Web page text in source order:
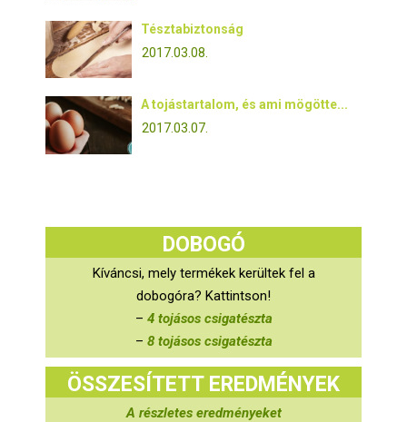
Tésztabiztonság
2017.03.08.
A tojástartalom, és ami mögötte...
2017.03.07.
DOBOGÓ
Kíváncsi, mely termékek kerültek fel a
dobogóra? Kattintson!
– 4 tojásos csigatészta
– 8 tojásos csigatészta
ÖSSZESÍTETT EREDMÉNYEK
A részletes eredményeket